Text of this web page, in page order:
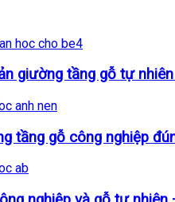
giường tầng gỗ tự
tầng gỗ công nghiệp